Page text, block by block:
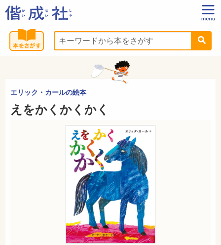
エリック・カールの絵本
えをかくかくかく